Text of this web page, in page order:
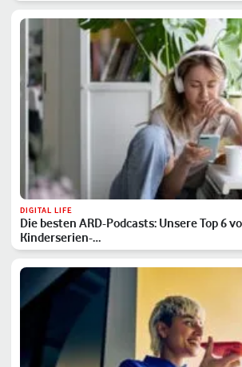
DIGITAL LIFE
Die besten ARD-Podcasts: Unsere Top 6
Kinderserien-…